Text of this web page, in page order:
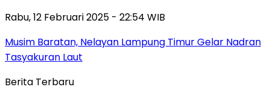
Rabu, 12 Februari 2025 - 22:54 WIB
Musim Baratan, Nelayan Lampung Timur Gelar Nadran
Tasyakuran Laut
Berita Terbaru